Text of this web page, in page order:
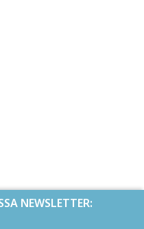
NEWSLETTER: